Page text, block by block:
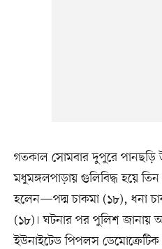
গতকাল সোমবার দুপুরে পানছড়ি
মধুমঙ্গলপাড়ায় গুলিবিদ্ধ হয়ে
হলেন—পদ্ম চাকমা (১৮), ধনা
(১৮)। ঘটনার পর পুলিশ জানায়
ইউনাইটেড পিপলস ডেমোক্রেটিক